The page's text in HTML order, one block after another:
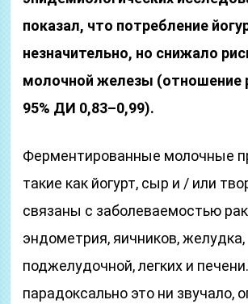
показал, что потребление
незначительно, но снижало
молочной железы (отношение
95% ДИ 0,83–0,99).
Ферментированные молочные
такие как йогурт, сыр и / или
связаны с заболеваемостью
эндометрия, яичников, желудка,
поджелудочной, легких и
парадоксально это ни звучало,